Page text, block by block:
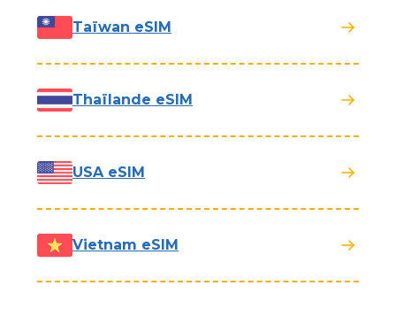
Taïwan eSIM
Thaïlande eSIM
USA eSIM
Vietnam eSIM